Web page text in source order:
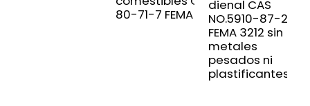
80-71-7 FEMA 2700
dienal CAS
NO.5910-87-2
FEMA 3212 sin
metales
pesados ​​ni
plastificantes